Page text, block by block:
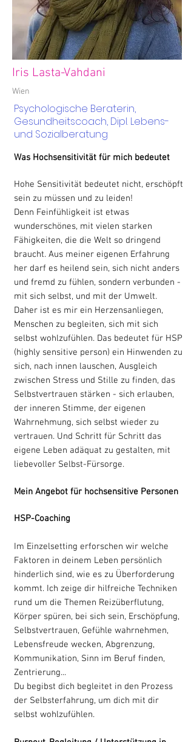
Iris Lasta-Vahdani
Wien
Psychologische Beraterin,
Gesundheitscoach, Dipl. Lebens-
und Sozialberatung
Was Hochsensitivität für mich bedeutet
Hohe Sensitivität bedeutet nicht, erschöpft
sein zu müssen und zu leiden!
Denn Feinfühligkeit ist etwas
wunderschönes, mit vielen starken
Fähigkeiten, die die Welt so dringend
braucht. Aus meiner eigenen Erfahrung
her darf es heilend sein, sich nicht anders
und fremd zu fühlen, sondern verbunden -
mit sich selbst, und mit der Umwelt.
Daher ist es mir ein Herzensanliegen,
Menschen zu begleiten, sich mit sich
selbst wohlzufühlen. Das bedeutet für HSP
(highly sensitive person) ein Hinwenden zu
sich, nach innen lauschen, Ausgleich
zwischen Stress und Stille zu finden, das
Selbstvertrauen stärken - sich erlauben,
der inneren Stimme, der eigenen
Wahrnehmung, sich selbst wieder zu
vertrauen. Und Schritt für Schritt das
eigene Leben adäquat zu gestalten, mit
liebevoller Selbst-Fürsorge.
Mein Angebot für hochsensitive Personen
HSP-Coaching
Im Einzelsetting erforschen wir welche
Faktoren in deinem Leben persönlich
hinderlich sind, wie es zu Überforderung
kommt. Ich zeige dir hilfreiche Techniken
rund um die Themen Reizüberflutung,
Körper spüren, bei sich sein, Erschöpfung,
Selbstvertrauen, Gefühle wahrnehmen,
Lebensfreude wecken, Abgrenzung,
Kommunikation, Sinn im Beruf finden,
Zentrierung...
Du begibst dich begleitet in den Prozess
der Selbsterfahrung, um dich mit dir
selbst wohlzufühlen.